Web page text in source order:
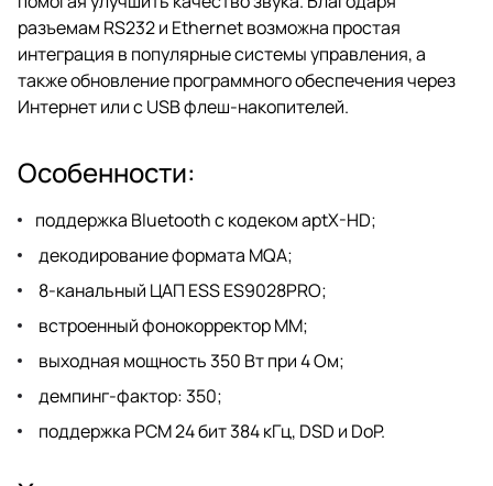
разъемам RS232 и Ethernet возможна простая
интеграция в популярные системы управления, а
также обновление программного обеспечения через
Интернет или с USB флеш-накопителей.
Особенности:
поддержка Bluetooth с кодеком aptX-HD;
декодирование формата MQA;
8-канальный ЦАП ESS ES9028PRO;
встроенный фонокорректор MM;
выходная мощность 350 Вт при 4 Ом;
демпинг-фактор: 350;
поддержка PCM 24 бит 384 кГц, DSD и DoP.